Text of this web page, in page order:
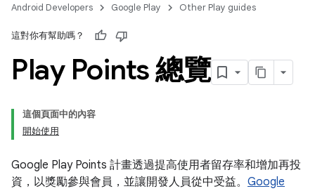
Android Developers Google Play Other Play guides
這對你有幫助嗎？
Play Points 總覽
這個頁面中的內容
開始使用
Google Play Points 計畫透過提高使用者留存率和增加再投
資，以獎勵參與會員，並讓開發人員從中受益。 Google